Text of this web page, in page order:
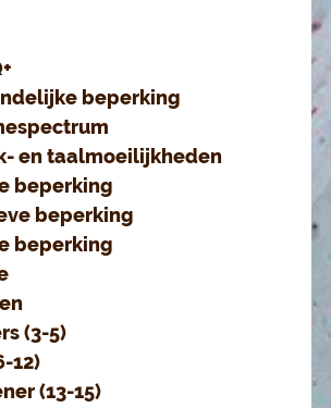
beperking
en taalmoeilijkheden
beperking
beperking
beperking
(3-5)
12)
(13-15)